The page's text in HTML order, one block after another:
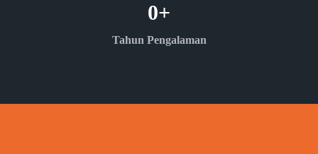
Tahun Pengalaman
0+